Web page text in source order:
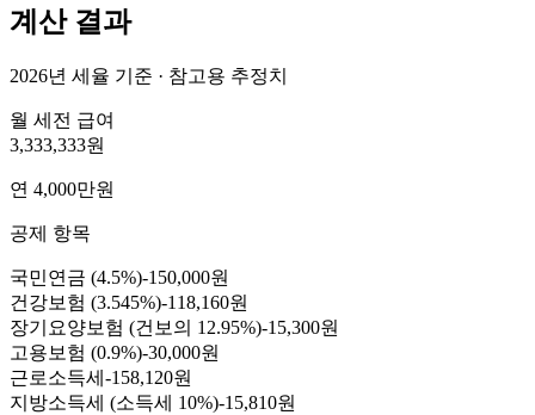
계산 결과
2026년 세율 기준 · 참고용 추정치
월 세전 급여
3,333,333원
연 4,000만원
공제 항목
국민연금 (4.5%)-150,000원
건강보험 (3.545%)-118,160원
장기요양보험 (건보의 12.95%)-15,300원
고용보험 (0.9%)-30,000원
근로소득세 -158,120원
지방소득세 (소득세 10%)-15,810원